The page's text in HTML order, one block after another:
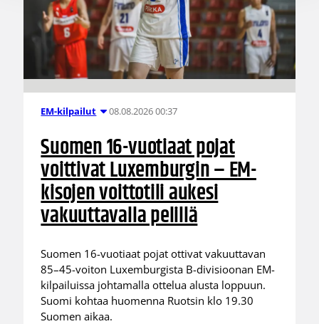
EM-kilpailut 08.08.2026 00:37
Suomen 16-vuotiaat pojat
voittivat Luxemburgin – EM-
kisojen voittotili aukesi
vakuuttavalla pelillä
Suomen 16-vuotiaat pojat ottivat vakuuttavan
85–45-voiton Luxemburgista B-divisioonan EM-
kilpailuissa johtamalla ottelua alusta loppuun.
Suomi kohtaa huomenna Ruotsin klo 19.30
Suomen aikaa.